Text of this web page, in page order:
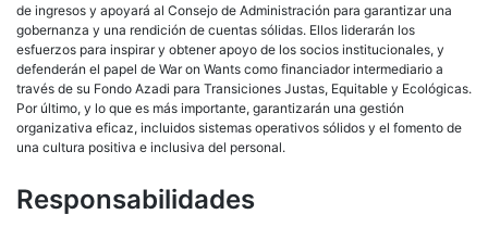
de ingresos y apoyará al Consejo de Administración para garantizar una
gobernanza y una rendición de cuentas sólidas. Ellos liderarán los
esfuerzos para inspirar y obtener apoyo de los socios institucionales, y
defenderán el papel de War on Wants como financiador intermediario a
través de su Fondo Azadi para Transiciones Justas, Equitable y Ecológicas.
Por último, y lo que es más importante, garantizarán una gestión
organizativa eficaz, incluidos sistemas operativos sólidos y el fomento de
una cultura positiva e inclusiva del personal.
Responsabilidades